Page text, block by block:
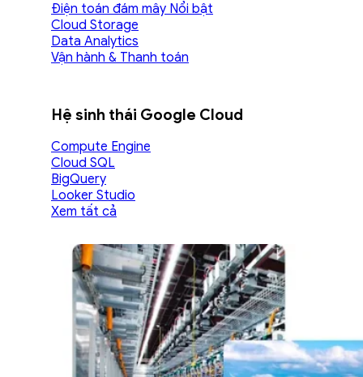
Điện toán đám mây
Cloud Storage
Data Analytics
Vận hành & Thanh toán
Hệ sinh thái Google Cloud
Compute Engine
Cloud SQL
BigQuery
Looker Studio
Xem tất cả